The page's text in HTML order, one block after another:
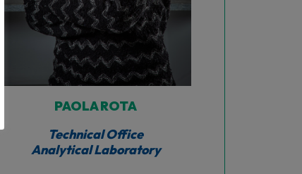
PAOLA ROTA
Technical Office
Analytical Laboratory